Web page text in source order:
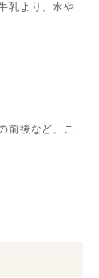
乳より、水や
前後など、こ